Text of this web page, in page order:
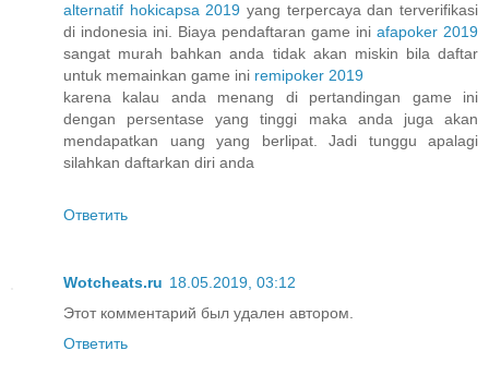
alternatif hokicapsa 2019 yang terpercaya dan terverifikasi
di indonesia ini. Biaya pendaftaran game ini afapoker 2019
sangat murah bahkan anda tidak akan miskin bila daftar
untuk memainkan game ini remipoker 2019
karena kalau anda menang di pertandingan game ini
dengan persentase yang tinggi maka anda juga akan
mendapatkan uang yang berlipat. Jadi tunggu apalagi
silahkan daftarkan diri anda
Ответить
Wotcheats.ru 18.05.2019, 03:12
Этот комментарий был удален автором.
Ответить